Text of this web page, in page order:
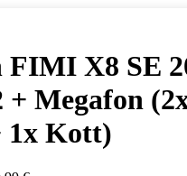
FIMI X8 SE
+ Megafon
1x Kott)